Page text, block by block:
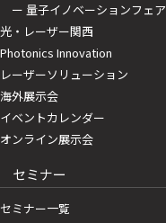
ー 量子イノベーションフェア
光・レーザー関西
Photonics Innovation
レーザーソリューション
海外展示会
イベントカレンダー
オンライン展示会
セミナー
セミナー一覧